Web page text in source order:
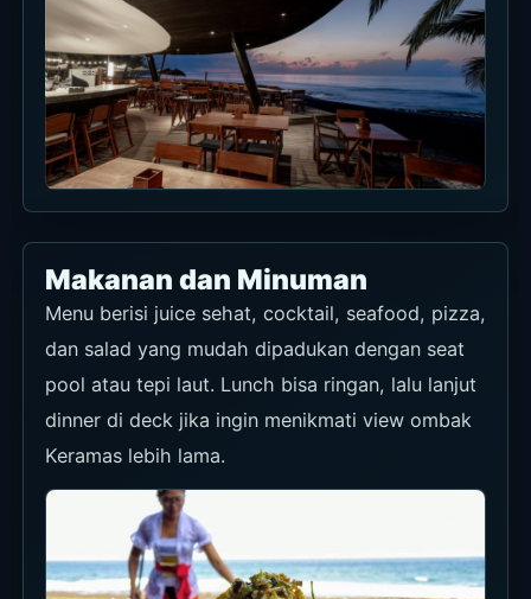
Makanan dan Minuman
Menu berisi juice sehat, cocktail, seafood, pizza,
dan salad yang mudah dipadukan dengan seat
pool atau tepi laut. Lunch bisa ringan, lalu lanjut
dinner di deck jika ingin menikmati view ombak
Keramas lebih lama.